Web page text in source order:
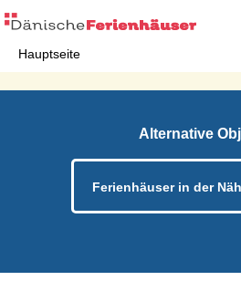
Hauptseite
Alternative
Ferienhäuser in der